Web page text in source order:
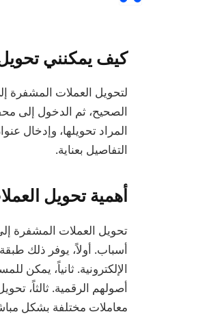
كيف يمكنني
لتحويل العملات المشفرة
الصحيح، ثم الدخول إلى
المراد تحويلها، وإدخال
التفاصيل بعناية.
أهمية تحويل
تحويل العملات المشفرة
أسباب. أولاً، يوفر ذلك
الإلكترونية. ثانياً،
أصولهم الرقمية. ثالثاً،
معاملات مختلفة بشكل